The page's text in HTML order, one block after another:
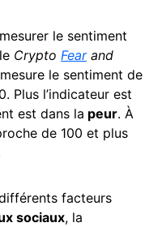
le sentiment
Crypto Fearand
le sentiment de
Plus l’indicateur est
est dans la peur. À
de 100 et plus
facteurs
sociaux, la